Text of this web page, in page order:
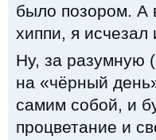
было позором. А
хиппи, я
Ну, за разумную
на «чёрный
самим собой, и
процветание и